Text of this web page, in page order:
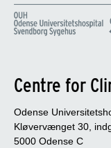
Centre for
Odense
Kløvervænget 30,
5000 Odense C